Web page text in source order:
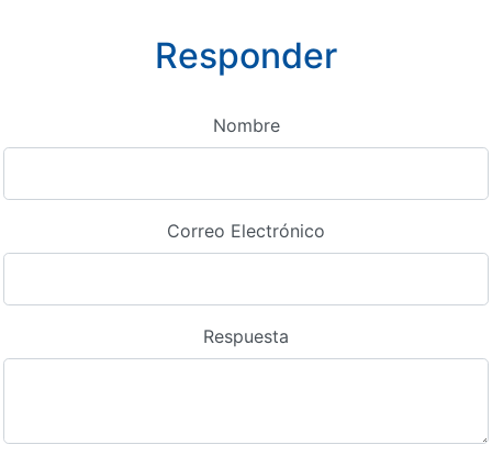
Responder
Nombre
Correo Electrónico
Respuesta